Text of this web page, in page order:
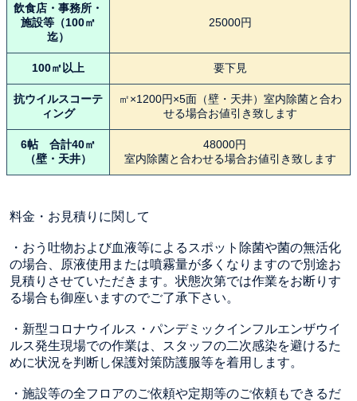
飲食店・事務所・
施設等（100㎡
迄）
25000円
100㎡以上 要下見
抗ウイルスコーテ
ィング
㎡×1200円×5面（壁・天井）室内除菌と合わ
せる場合お値引き致します
6帖 合計40㎡
（壁・天井）
48000円
室内除菌と合わせる場合お値引き致します
料金・お見積りに関して
・おう吐物および血液等によるスポット除菌や菌の無活化
の場合、原液使用または噴霧量が多くなりますので別途お
見積りさせていただきます。状態次第では作業をお断りす
る場合も御座いますのでご了承下さい。
・新型コロナウイルス・パンデミックインフルエンザウイ
ルス発生現場での作業は、スタッフの二次感染を避けるた
めに状況を判断し保護対策防護服等を着用します。
・施設等の全フロアのご依頼や定期等のご依頼もできるだ